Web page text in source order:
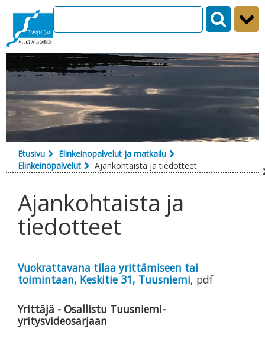
Siirry sisältöön
Etusivu
Elinkeinopalvelut ja matkailu
Elinkeinopalvelut
Ajankohtaista ja tiedotteet
Ajankohtaista ja
tiedotteet
Vuokrattavana tilaa yrittämiseen tai
toimintaan, Keskitie 31, Tuusniemi, pdf
Yrittäjä - Osallistu Tuusniemi-
yritysvideosarjaan